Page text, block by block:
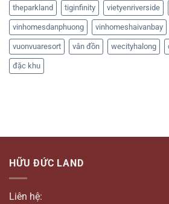
theparkland tiginfinity vietyenriverside
vinhomesdanphuong vinhomeshaivanbay
vuonvuaresort vân đồn wecityhalong
đặc khu
HỮU ĐỨC LAND
Liên hệ: